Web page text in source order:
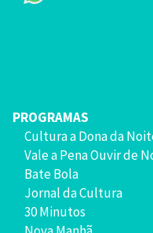
PROGRAMAS
Cultura a Dona da
Vale a Pena Ouvir de
Bate Bola
Jornal da Cultura
30 Minutos